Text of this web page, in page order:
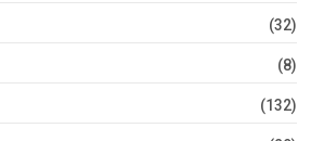
(32)
(8)
(132)